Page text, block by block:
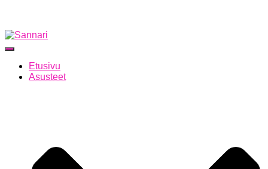
Navigointi päälle/pois
Etusivu
Asusteet